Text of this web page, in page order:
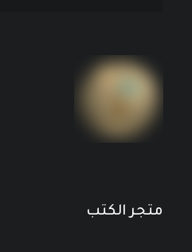
والممارسة): التجمع
متجر الكتب